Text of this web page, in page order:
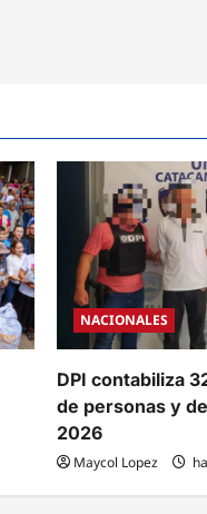
NACIONALES
DPI contabiliza
de personas y
2026
Maycol Lopez